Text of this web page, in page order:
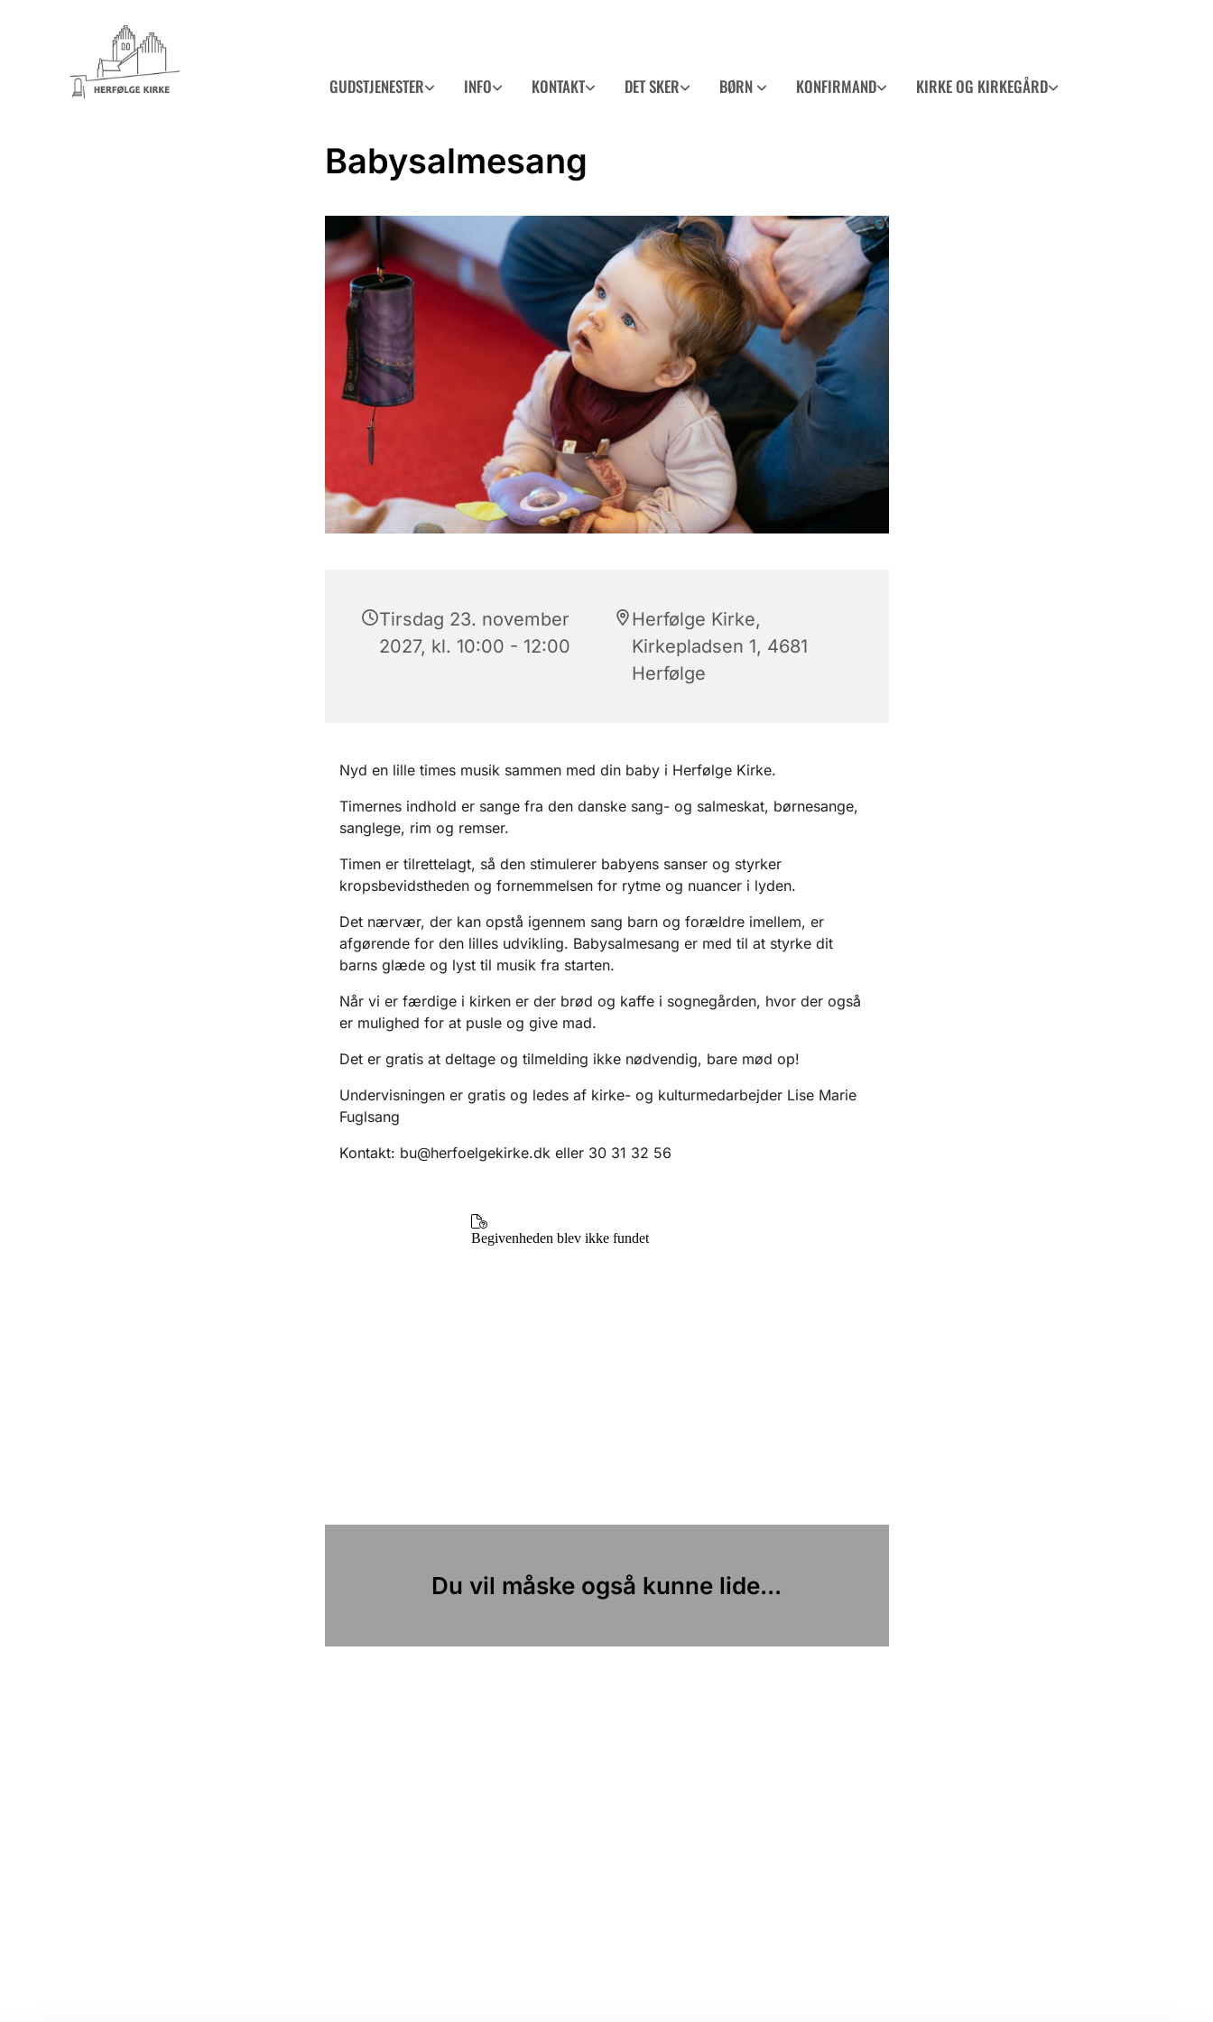
GUDSTJENESTER INFO KONTAKT DET SKER BØRN KONFIRMAND KIRKE OG KIRKEGÅRD
Babysalmesang
Tirsdag 23. november
2027, kl. 10:00 - 12:00
Herfølge Kirke,
Kirkepladsen 1, 4681
Herfølge
Nyd en lille times musik sammen med din baby i Herfølge Kirke.
Timernes indhold er sange fra den danske sang- og salmeskat, børnesange,
sanglege, rim og remser.
Timen er tilrettelagt, så den stimulerer babyens sanser og styrker
kropsbevidstheden og fornemmelsen for rytme og nuancer i lyden.
Det nærvær, der kan opstå igennem sang barn og forældre imellem, er
afgørende for den lilles udvikling. Babysalmesang er med til at styrke dit
barns glæde og lyst til musik fra starten.
Når vi er færdige i kirken er der brød og kaffe i sognegården, hvor der også
er mulighed for at pusle og give mad.
Det er gratis at deltage og tilmelding ikke nødvendig, bare mød op!
Undervisningen er gratis og ledes af kirke- og kulturmedarbejder Lise Marie
Fuglsang
Kontakt: bu@herfoelgekirke.dk eller 30 31 32 56
Du vil måske også kunne lide...